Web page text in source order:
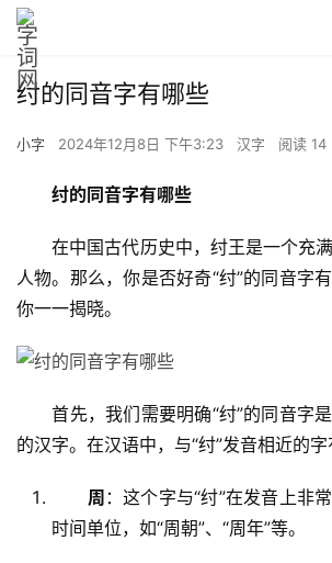
纣的同音字有哪些
小字 2024年12月8日 下午3:23 汉字 阅读 14
纣的同音字有哪些
在中国古代历史中，纣王是一个充满
人物。那么，你是否好奇“纣”的同音字
你一一揭晓。
首先，我们需要明确“纣”的同音字
的汉字。在汉语中，与“纣”发音相近的字
周 ：这个字与“纣”在发音上非
时间单位，如“周朝”、“周年”等。